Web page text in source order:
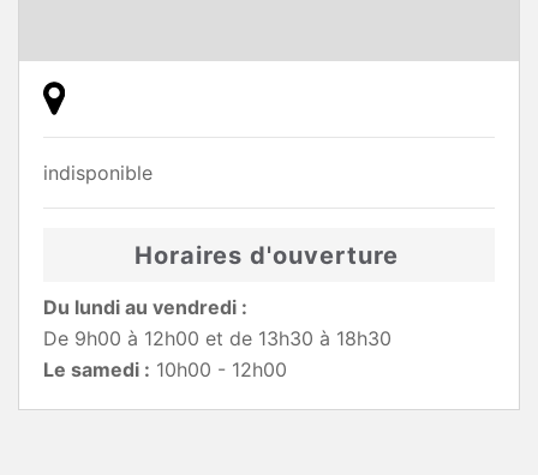
indisponible
Horaires d'ouverture
Du lundi au vendredi :
De 9h00 à 12h00 et de 13h30 à 18h30
Le samedi : 10h00 - 12h00